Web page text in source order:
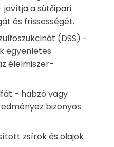
a sütőipari
és frissességét.
(DSS) -
egyenletes
élelmiszer-
- habzó vagy
bizonyos
zsírok és olajok